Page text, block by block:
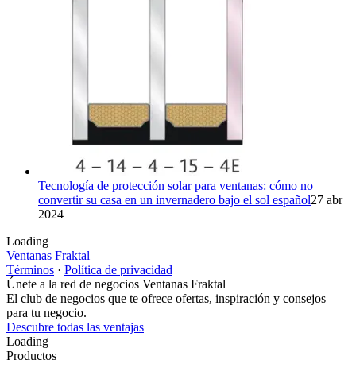
Tecnología de protección solar para ventanas: cómo no
convertir su casa en un invernadero bajo el sol español27 abr
2024
Loading
Ventanas Fraktal
Términos · Política de privacidad
Únete a la red de negocios Ventanas Fraktal
El club de negocios que te ofrece ofertas, inspiración y consejos
para tu negocio.
Descubre todas las ventajas
Loading
Productos